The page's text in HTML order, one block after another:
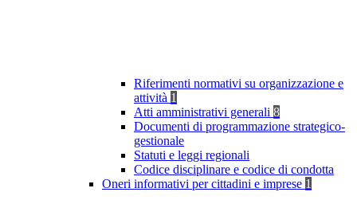
Riferimenti normativi su organizzazione e
attività 1
Atti amministrativi generali 8
Documenti di programmazione strategico-
gestionale
Statuti e leggi regionali
Codice disciplinare e codice di condotta
Oneri informativi per cittadini e imprese 1